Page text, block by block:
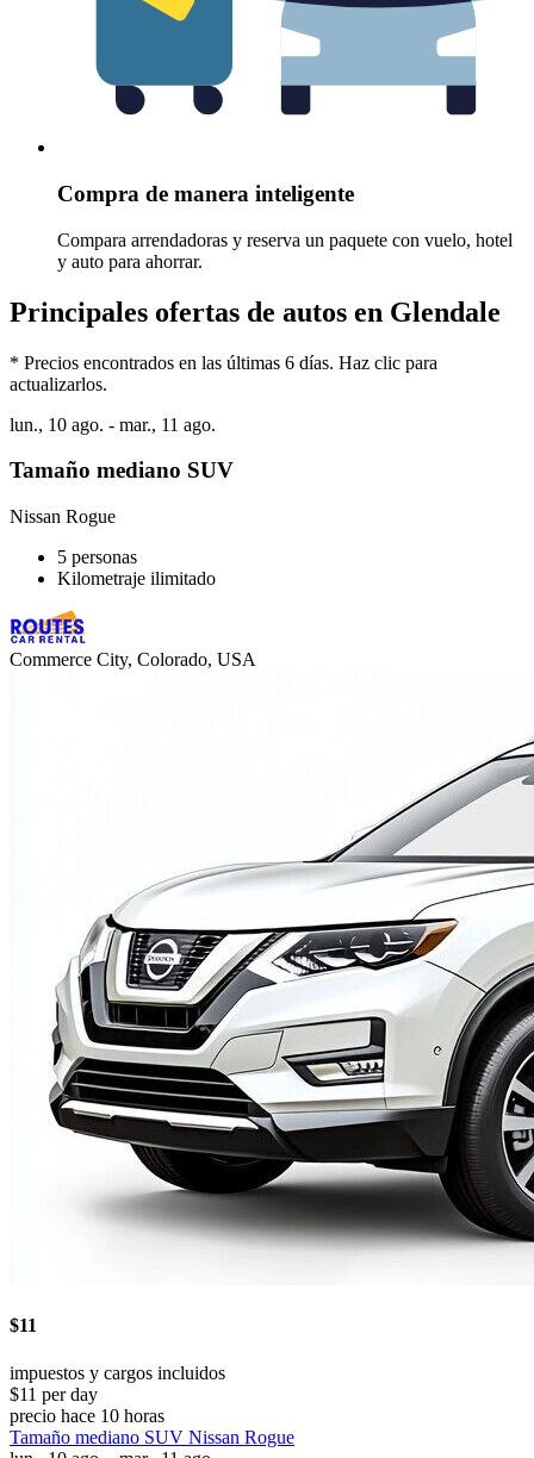
Compra de manera inteligente
Compara arrendadoras y reserva un paquete con vuelo, hotel
y auto para ahorrar.
Principales ofertas de autos en Glendale
* Precios encontrados en las últimas 6 días. Haz clic para
actualizarlos.
lun., 10 ago. - mar., 11 ago.
Tamaño mediano SUV
Nissan Rogue
5 personas
Kilometraje ilimitado
Commerce City, Colorado, USA
$11
impuestos y cargos incluidos
$11 per day
precio hace 10 horas
Tamaño mediano SUV Nissan Rogue